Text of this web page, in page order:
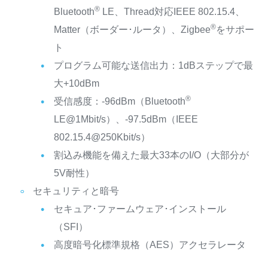
Bluetooth®LE、Thread対応IEEE 802.15.4、
Matter（ボーダー･ルータ）、Zigbee®をサポー
ト
プログラム可能な送信出力：1dBステップで最
大+10dBm
受信感度：-96dBm（Bluetooth®
LE@1Mbit/s）、-97.5dBm（IEEE
802.15.4@250Kbit/s）
割込み機能を備えた最大33本のI/O（大部分が
5V耐性）
セキュリティと暗号
セキュア･ファームウェア･インストール
（SFI）
高度暗号化標準規格（AES）アクセラレータ